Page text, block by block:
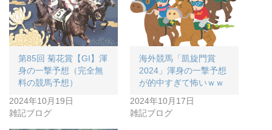
第85回 菊花賞【GI】渾
身の一撃予想（完全無
料の競馬予想）
2024年10月19日
雑記ブログ
海外競馬「凱旋門賞
2024」渾身の一撃予想
が的中すぎて怖いｗｗ
2024年10月17日
雑記ブログ